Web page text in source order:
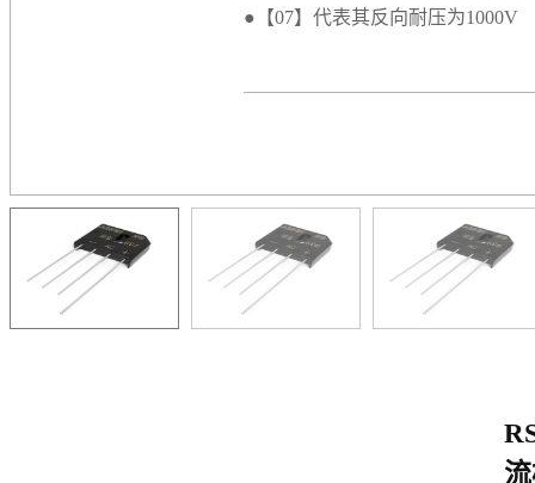
●【07】代表其反向耐压为1000V